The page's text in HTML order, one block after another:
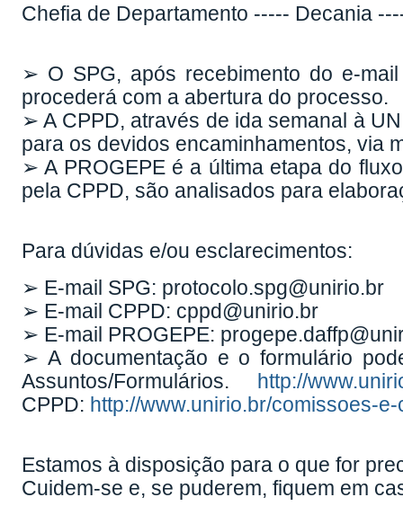
Chefia de Departamento ----- Decania
➢ O SPG, após recebimento do e-
procederá com a abertura do processo.
➢ A CPPD, através de ida semanal à
para os devidos encaminhamentos, via
➢ A PROGEPE é a última etapa do
pela CPPD, são analisados para
Para dúvidas e/ou esclarecimentos:
➢ E-mail SPG: protocolo.spg@unirio.br
➢ E-mail CPPD: cppd@unirio.br
➢ E-mail PROGEPE:
➢ A documentação e o formulário
Assuntos/Formulários.
http://
CPPD: http://www.unirio.br/comissoes-
Estamos à disposição para o que for
Cuidem-se e, se puderem, fiquem em